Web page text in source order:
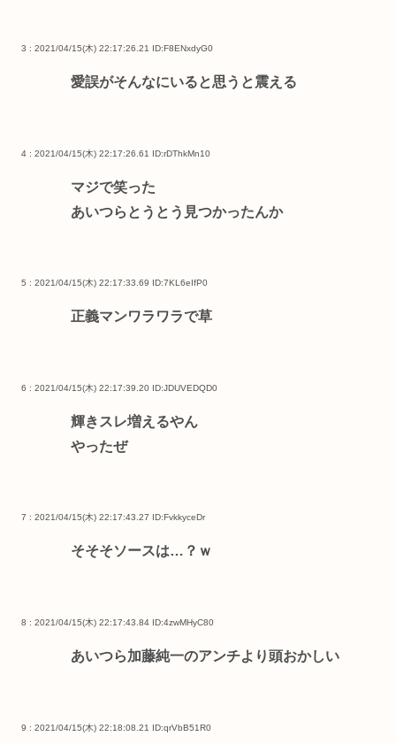
3 : 2021/04/15(木) 22:17:26.21 ID:F8ENxdyG0
愛誤がそんなにいると思うと震える
4 : 2021/04/15(木) 22:17:26.61 ID:rDThkMn10
マジで笑った
あいつらとうとう見つかったんか
5 : 2021/04/15(木) 22:17:33.69 ID:7KL6eIfP0
正義マンワラワラで草
6 : 2021/04/15(木) 22:17:39.20 ID:JDUVEDQD0
輝きスレ増えるやん
やったぜ
7 : 2021/04/15(木) 22:17:43.27 ID:FvkkyceDr
そそそソースは…？ｗ
8 : 2021/04/15(木) 22:17:43.84 ID:4zwMHyC80
あいつら加藤純一のアンチより頭おかしい
9 : 2021/04/15(木) 22:18:08.21 ID:qrVbB51R0